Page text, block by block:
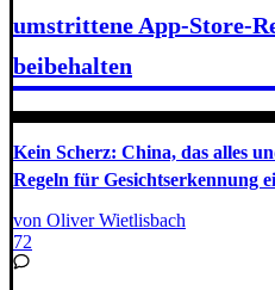
umstrittene App-Store-
beibehalten
Kein Scherz: China, das alles
Regeln für Gesichtserkennung
von Oliver Wietlisbach
72